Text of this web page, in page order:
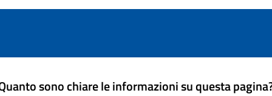
sono chiare le informazioni su questa